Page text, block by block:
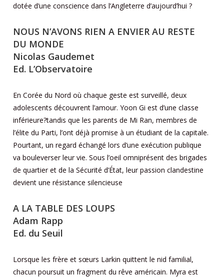
dotée d’une conscience dans l’Angleterre d’aujourd’hui ?
NOUS N’AVONS RIEN A ENVIER AU RESTE
DU MONDE
Nicolas Gaudemet
Ed. L’Observatoire
En Corée du Nord où chaque geste est surveillé, deux
adolescents découvrent l’amour. Yoon Gi est d’une classe
inférieure?tandis que les parents de Mi Ran, membres de
l’élite du Parti, l’ont déjà promise à un étudiant de la capitale.
Pourtant, un regard échangé lors d’une exécution publique
va bouleverser leur vie. Sous l’oeil omniprésent des brigades
de quartier et de la Sécurité d’État, leur passion clandestine
devient une résistance silencieuse
A LA TABLE DES LOUPS
Adam Rapp
Ed. du Seuil
Lorsque les frère et sœurs Larkin quittent le nid familial,
chacun poursuit un fragment du rêve américain. Myra est